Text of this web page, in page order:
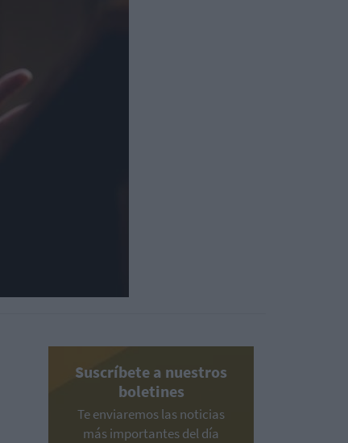
Suscríbete a nuestros
boletines
Te enviaremos las noticias
más importantes del día